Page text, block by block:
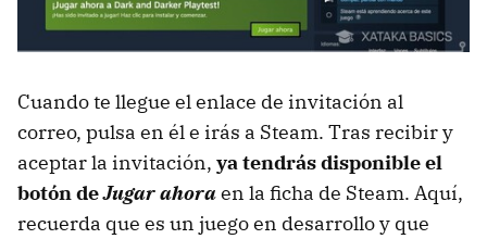
Cuando te llegue el enlace de invitación al
correo, pulsa en él e irás a Steam. Tras recibir y
aceptar la invitación, ya tendrás disponible el
botón deJugar ahoraen la ficha de Steam. Aquí,
recuerda que es un juego en desarrollo y que